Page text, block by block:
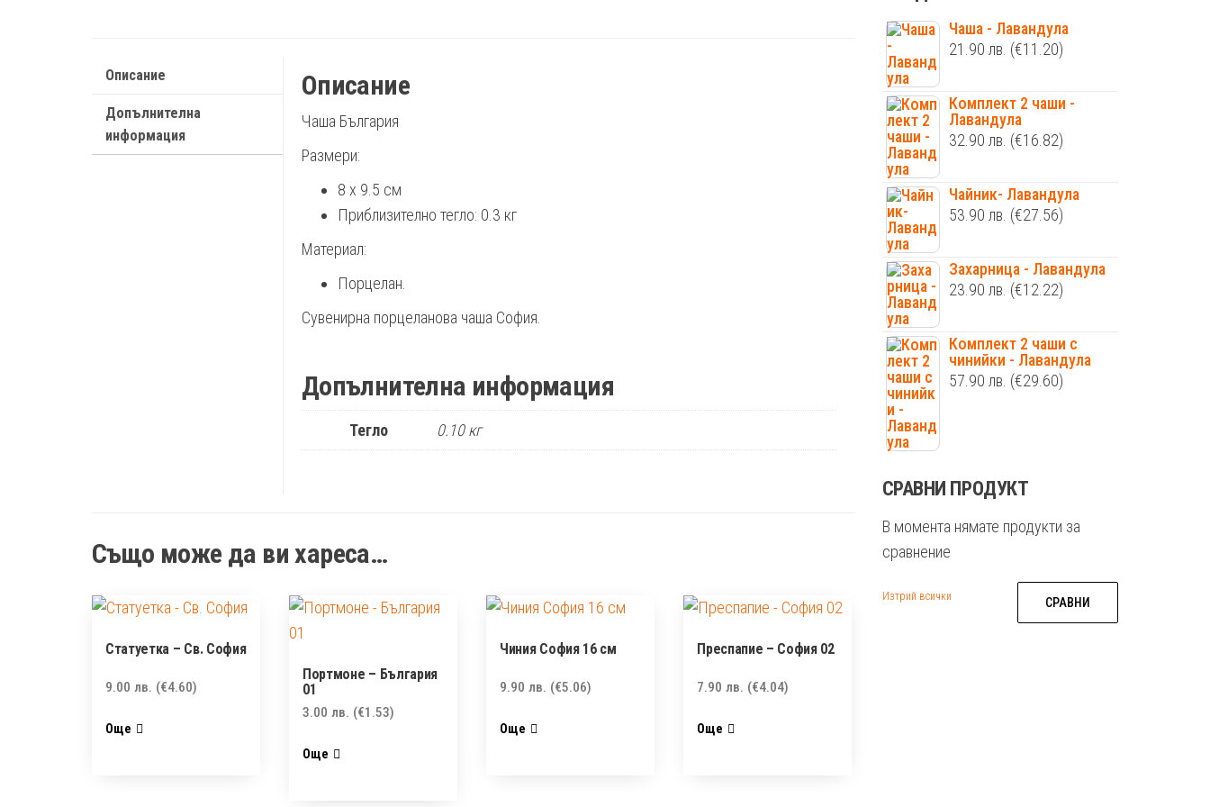
Описание
Допълнителна
информация
Описание
Чаша България
Размери:
8 х 9.5 см
Приблизително тегло: 0.3 кг
Материал:
Порцелан.
Сувенирна порцеланова чаша София.
Допълнителна информация
Тегло 0.10 кг
Също може да ви хареса…
Статуетка – Св. София
9.00 лв. (€4.60)
Още
Портмоне – България
01
3.00лв. (€1.53)
Още
Чиния София 16 см
9.90лв. (€5.06)
Още
Преспапие – София 02
7.90лв. (€4.04)
Още
Чаша - Лавандула
21.90 лв. (€11.20)
Комплект 2 чаши -
Лавандула
32.90 лв. (€16.82)
Чайник- Лавандула
53.90 лв. (€27.56)
Захарница - Лавандула
23.90 лв. (€12.22)
Комплект 2 чаши с
чинийки - Лавандула
57.90 лв. (€29.60)
СРАВНИ ПРОДУКТ
В момента нямате продукти за
сравнение
Изтрий всички СРАВНИ